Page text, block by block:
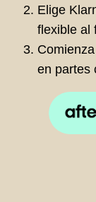
Elige
flexible al
en partes